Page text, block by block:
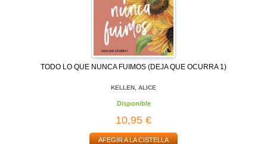
TODO LO QUE NUNCA FUIMOS (DEJA QUE OCURRA 1)
KELLEN, ALICE
Disponible
10,95 €
AFEGIR A LA CISTELLA